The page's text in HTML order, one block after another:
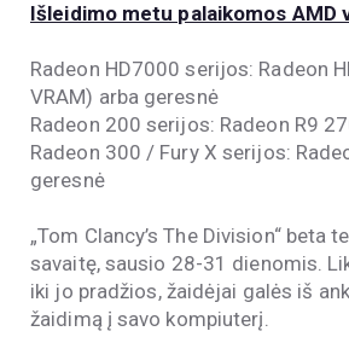
Išleidimo metu palaikomos AMD
Radeon HD7000 serijos: Radeon
VRAM) arba geresnė
Radeon 200 serijos: Radeon R9
Radeon 300 / Fury X serijos:
geresnė
„Tom Clancy’s The Division“ beta
savaitę, sausio 28-31 dienomis.
iki jo pradžios, žaidėjai galės iš
žaidimą į savo kompiuterį.